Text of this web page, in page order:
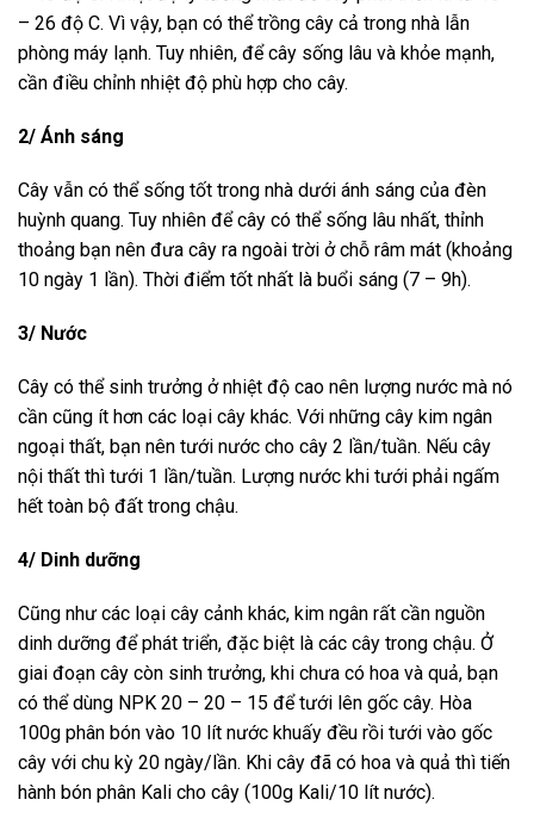
– 26 độ C. Vì vậy, bạn có thể trồng cây cả trong nhà lẫn
phòng máy lạnh. Tuy nhiên, để cây sống lâu và khỏe mạnh,
cần điều chỉnh nhiệt độ phù hợp cho cây.
2/ Ánh sáng
Cây vẫn có thể sống tốt trong nhà dưới ánh sáng của đèn
huỳnh quang. Tuy nhiên để cây có thể sống lâu nhất, thỉnh
thoảng bạn nên đưa cây ra ngoài trời ở chỗ râm mát (khoảng
10 ngày 1 lần). Thời điểm tốt nhất là buổi sáng (7 – 9h).
3/ Nước
Cây có thể sinh trưởng ở nhiệt độ cao nên lượng nước mà nó
cần cũng ít hơn các loại cây khác. Với những cây kim ngân
ngoại thất, bạn nên tưới nước cho cây 2 lần/tuần. Nếu cây
nội thất thì tưới 1 lần/tuần. Lượng nước khi tưới phải ngấm
hết toàn bộ đất trong chậu.
4/ Dinh dưỡng
Cũng như các loại cây cảnh khác, kim ngân rất cần nguồn
dinh dưỡng để phát triển, đặc biệt là các cây trong chậu. Ở
giai đoạn cây còn sinh trưởng, khi chưa có hoa và quả, bạn
có thể dùng NPK 20 – 20 – 15 để tưới lên gốc cây. Hòa
100g phân bón vào 10 lít nước khuấy đều rồi tưới vào gốc
cây với chu kỳ 20 ngày/lần. Khi cây đã có hoa và quả thì tiến
hành bón phân Kali cho cây (100g Kali/10 lít nước).